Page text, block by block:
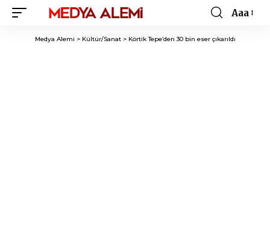
Font
Resizer
Aaa
Medya Alemi > Kültür/Sanat> Körtik Tepe’den 30 bin eser çıkarıldı